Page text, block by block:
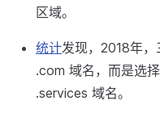
区域。
统计发现，2018年
.com 域名，而是选
.services 域名。